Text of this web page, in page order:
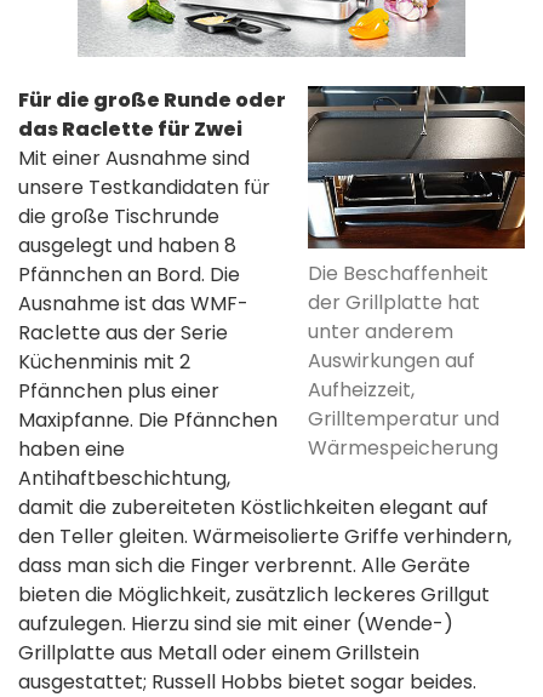
Die Beschaffenheit
der Grillplatte hat
unter anderem
Auswirkungen auf
Aufheizzeit,
Grilltemperatur und
Wärmespeicherung
Für die große Runde oder
das Raclette für Zwei
Mit einer Ausnahme sind
unsere Testkandidaten für
die große Tischrunde
ausgelegt und haben 8
Pfännchen an Bord. Die
Ausnahme ist das WMF-
Raclette aus der Serie
Küchenminis mit 2
Pfännchen plus einer
Maxipfanne. Die Pfännchen
haben eine
Antihaftbeschichtung,
damit die zubereiteten Köstlichkeiten elegant auf
den Teller gleiten. Wärmeisolierte Griffe verhindern,
dass man sich die Finger verbrennt. Alle Geräte
bieten die Möglichkeit, zusätzlich leckeres Grillgut
aufzulegen. Hierzu sind sie mit einer (Wende-)
Grillplatte aus Metall oder einem Grillstein
ausgestattet; Russell Hobbs bietet sogar beides.